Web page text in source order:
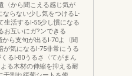
〈から聞こえる感じ気が
ならない少し気をつけるL-
生活するl-55少し慣になる
お互いにガ?ンできる
ら支句が出るl-70よ〈聞
が気になるl-75非常にうる
るl-80うるさ〈てがまん
る木材の伸縮を抑える耐